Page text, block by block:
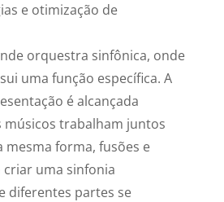
e otimização de
orquestra sinfônica, onde
uma função específica. A
é alcançada
músicos trabalham juntos
mesma forma, fusões e
criar uma sinfonia
diferentes partes se